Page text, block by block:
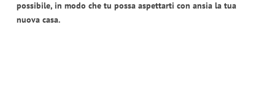
possibile, in modo che tu possa aspettarti con ansia la tua
nuova casa.